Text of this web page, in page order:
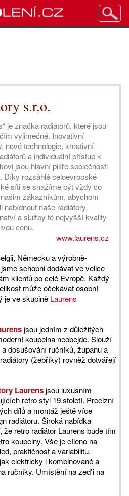
s.r.o.
je značka radiátorů, které jsou
vyjimečné. Inovativní
nové technologie, kreativní
a individuální přístup k
jsou hlavní pilíře společnosti
Díky rozsáhlé celoevropské
síti se snažíme být vždy co
zákazníkům, abychom
nabídnout naše radiátory,
a služby té nejvyšší kvality
cenu.
www.laurens.cz
Německu a výrobně-
schopni dodávat ve velice
klientů po celé Evropě. Každý
může očekávat osobní
je ve skupině Laurens
jsou jedním z důležitých
koupelna neobejde. Slouží
dosušování ručníků, županu a
(žebříky) rovněž dotvářejí
Laurens jsou luxusním
retro styl 19.století. Precizní
dílů a montáž ještě více
radiátoru. Široká nabídka
retro radiátor Laurens bude tím
koupelny. Vše je cíleno na
praktičnost a variabilitu.
elektricky i kombinovaně a
ručníky. Umístění na zeď i na